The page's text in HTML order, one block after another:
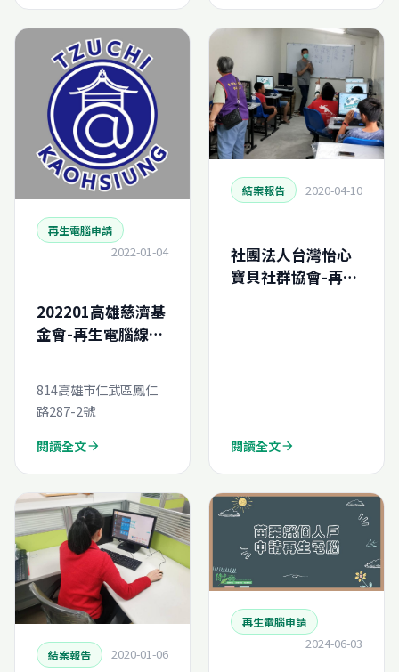
再生電腦申請
2022-01-04
202201高雄慈濟基
金會-再生電腦線上
814高雄市仁武區鳳仁
路287-2號
閱讀全文arrow_forward
結案報告 2020-04-10
社團法人台灣怡心
寶貝社群協會-再生
閱讀全文arrow_forward
結案報告 2020-01-06
再生電腦申請
2024-06-03